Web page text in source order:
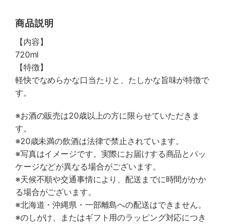
商品説明
【内容】
720ml
【特徴】
軽快でなめらかな口当たりと、たしかな旨味が特徴で
す。
※お酒の販売は20歳以上の方に限らせていただきま
す。
※20歳未満の飲酒は法律で禁止されています。
※写真はイメージです。実際にお届けする商品とパッ
ケージなどが異なる場合がございます。
※天候不順や交通事情により、配送までに時間がかか
る場合がございます。
※北海道・沖縄県・一部離島への配送はできません。
※のしがけ、またはギフト用のラッピング対応につき